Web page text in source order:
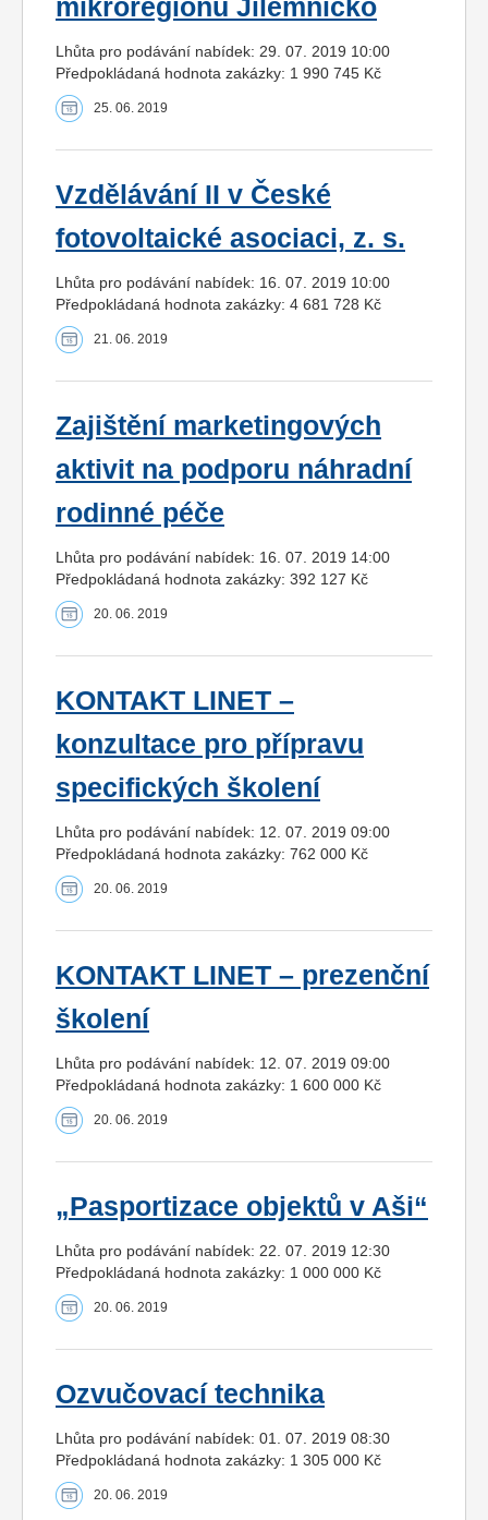
mikroregionu Jilemnicko
Lhůta pro podávání nabídek: 29. 07. 2019 10:00
Předpokládaná hodnota zakázky: 1 990 745 Kč
25. 06. 2019
Vzdělávání II v České
fotovoltaické asociaci, z. s.
Lhůta pro podávání nabídek: 16. 07. 2019 10:00
Předpokládaná hodnota zakázky: 4 681 728 Kč
21. 06. 2019
Zajištění marketingových
aktivit na podporu náhradní
rodinné péče
Lhůta pro podávání nabídek: 16. 07. 2019 14:00
Předpokládaná hodnota zakázky: 392 127 Kč
20. 06. 2019
KONTAKT LINET –
konzultace pro přípravu
specifických školení
Lhůta pro podávání nabídek: 12. 07. 2019 09:00
Předpokládaná hodnota zakázky: 762 000 Kč
20. 06. 2019
KONTAKT LINET – prezenční
školení
Lhůta pro podávání nabídek: 12. 07. 2019 09:00
Předpokládaná hodnota zakázky: 1 600 000 Kč
20. 06. 2019
„Pasportizace objektů v Aši“
Lhůta pro podávání nabídek: 22. 07. 2019 12:30
Předpokládaná hodnota zakázky: 1 000 000 Kč
20. 06. 2019
Ozvučovací technika
Lhůta pro podávání nabídek: 01. 07. 2019 08:30
Předpokládaná hodnota zakázky: 1 305 000 Kč
20. 06. 2019